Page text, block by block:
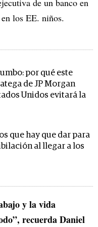
de un banco en
los EE. niños.
por qué este
de JP Morgan
Unidos evitará la
que hay que dar para
al llegar a los
y la vida
recuerda Daniel